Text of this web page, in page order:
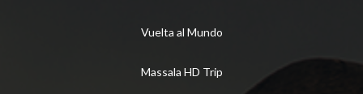
Vuelta al Mundo
Massala HD Trip